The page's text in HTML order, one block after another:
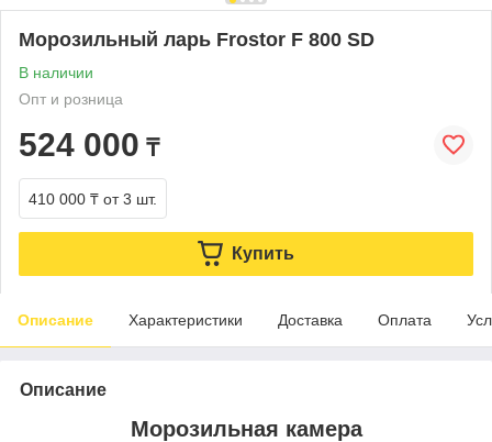
Морозильный ларь Frostor F 800 SD
В наличии
Опт и розница
524 000 ₸
410 000 ₸ от 3 шт.
Купить
Описание Характеристики Доставка Оплата
Описание
Морозильная камера